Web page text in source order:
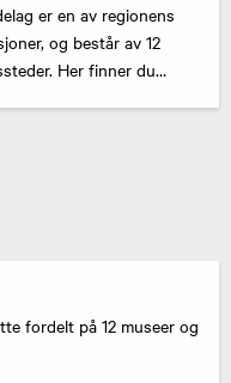
er en av regionens
og består av 12
Her finner du
fordelt på 12 museer og